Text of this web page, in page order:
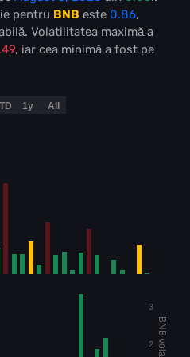
pentru BNB este 0.86,
. Volatilitatea maximă a
, iar cea minimă a fost pe
2
3
1y All